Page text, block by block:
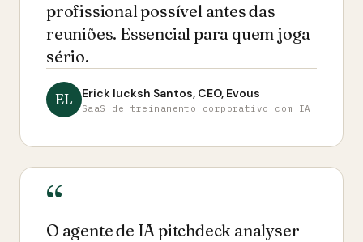
profissional possível antes das
reuniões. Essencial para quem joga
sério.
EL Erick Iucksh Santos, CEO, Evous
SaaS de treinamento corporativo com IA
O agente de IA pitchdeck analyser